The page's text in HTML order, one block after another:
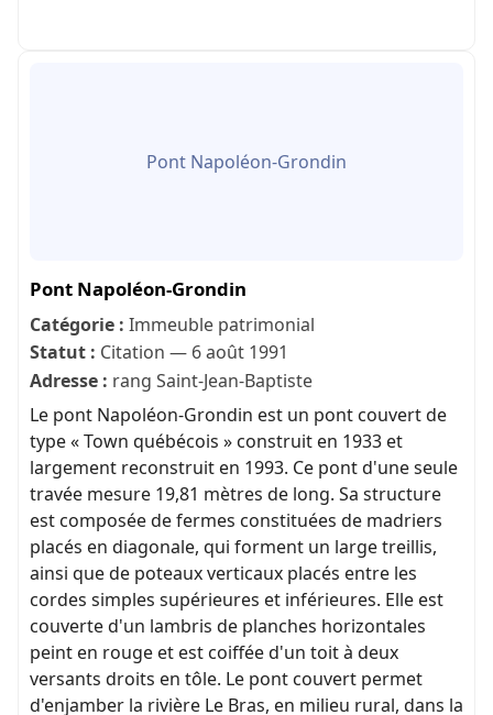
Pont Napoléon-Grondin
Pont Napoléon-Grondin
Catégorie : Immeuble patrimonial
Statut : Citation — 6 août 1991
Adresse : rang Saint-Jean-Baptiste
Le pont Napoléon-Grondin est un pont couvert de
type « Town québécois » construit en 1933 et
largement reconstruit en 1993. Ce pont d'une seule
travée mesure 19,81 mètres de long. Sa structure
est composée de fermes constituées de madriers
placés en diagonale, qui forment un large treillis,
ainsi que de poteaux verticaux placés entre les
cordes simples supérieures et inférieures. Elle est
couverte d'un lambris de planches horizontales
peint en rouge et est coiffée d'un toit à deux
versants droits en tôle. Le pont couvert permet
d'enjamber la rivière Le Bras, en milieu rural, dans la